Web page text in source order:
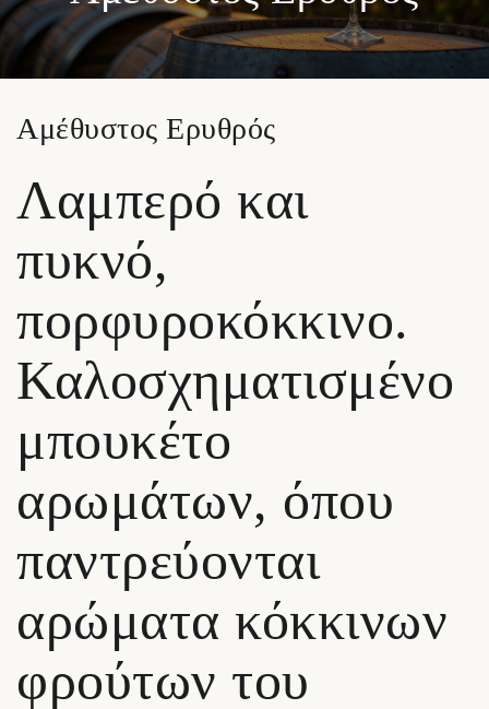
Αμέθυστος Ερυθρός
Λαμπερό και
πυκνό,
πορφυροκόκκινο.
Καλοσχηματισμένο
μπουκέτο
αρωμάτων, όπου
παντρεύονται
αρώματα κόκκινων
φρούτων του